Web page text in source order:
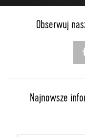
Obserwuj
Najnowsze